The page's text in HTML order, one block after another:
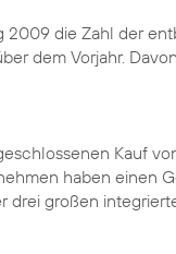
2009 die Zahl der
dem Vorjahr.
Kauf
haben einen
drei großen